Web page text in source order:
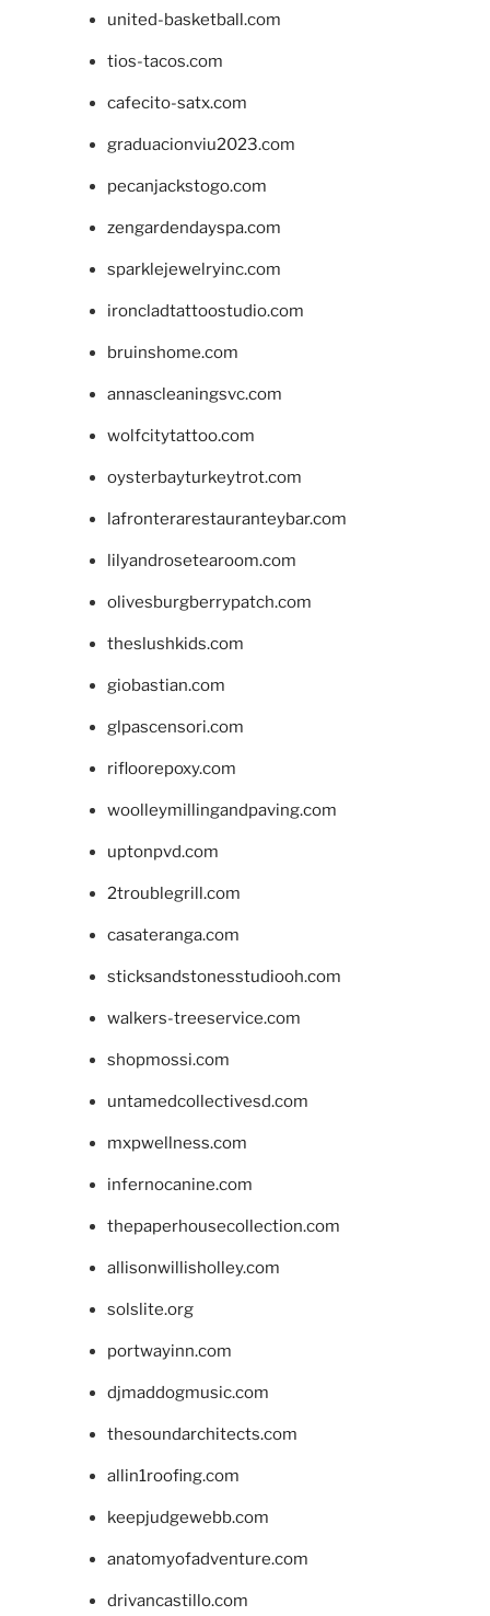
united-basketball.com
tios-tacos.com
cafecito-satx.com
graduacionviu2023.com
pecanjackstogo.com
zengardendayspa.com
sparklejewelryinc.com
ironcladtattoostudio.com
bruinshome.com
annascleaningsvc.com
wolfcitytattoo.com
oysterbayturkeytrot.com
lafronterarestauranteybar.com
lilyandrosetearoom.com
olivesburgberrypatch.com
theslushkids.com
giobastian.com
glpascensori.com
rifloorepoxy.com
woolleymillingandpaving.com
uptonpvd.com
2troublegrill.com
casateranga.com
sticksandstonesstudiooh.com
walkers-treeservice.com
shopmossi.com
untamedcollectivesd.com
mxpwellness.com
infernocanine.com
thepaperhousecollection.com
allisonwillisholley.com
solslite.org
portwayinn.com
djmaddogmusic.com
thesoundarchitects.com
allin1roofing.com
keepjudgewebb.com
anatomyofadventure.com
drivancastillo.com